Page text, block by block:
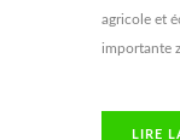
agricole et
importante
LIRE